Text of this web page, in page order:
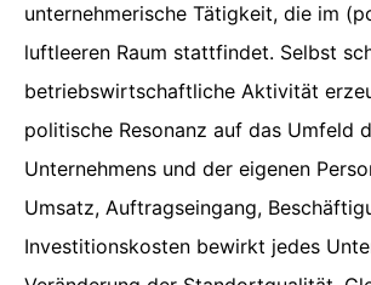
unternehmerische Tätigkeit, die im
luftleeren Raum stattfindet. Selbst
betriebswirtschaftliche Aktivität
politische Resonanz auf das Umfeld
Unternehmens und der eigenen
Umsatz, Auftragseingang,
Investitionskosten bewirkt jedes